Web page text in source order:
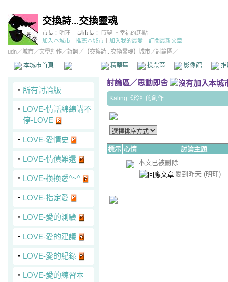
交換詩...交換靈魂
市長： 明玕 副市長： 時夢 、 幸福的起點
加入本城市
推薦本城市 加入我的最愛
訂閱最新文章
udn／城市／文學創作／詩詞 ／ 【交換詩...交換靈魂】城市／討論區／
本城市首頁 精華區 投票區 影像館
‧ 所有討論版
‧ LOVE-情話綿綿講不
停-LOVE
‧ LOVE-愛情史
‧ LOVE-情債難還
‧ LOVE-換換愛^~^
‧ LOVE-指定愛
‧ LOVE-愛的測驗
‧ LOVE-愛的建議
‧ LOVE-愛的紀錄
‧ LOVE-愛的練習本
討論區／思動即舍
Kaling《羚》的創作
標示 心情
討論主題
本文已被刪除
愛到昨天 (明玕)